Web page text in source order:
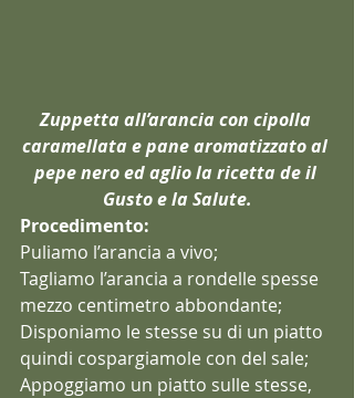
Zuppetta all’arancia con cipolla
caramellata e pane aromatizzato al
pepe nero ed aglio la ricetta de il
Gusto e la Salute.
Procedimento:
Puliamo l’arancia a vivo;
Tagliamo l’arancia a rondelle spesse
mezzo centimetro abbondante;
Disponiamo le stesse su di un piatto
quindi cospargiamole con del sale;
Appoggiamo un piatto sulle stesse,